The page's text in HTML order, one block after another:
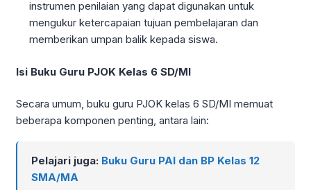
instrumen penilaian yang dapat digunakan untuk
mengukur ketercapaian tujuan pembelajaran dan
memberikan umpan balik kepada siswa.
Isi Buku Guru PJOK Kelas 6 SD/MI
Secara umum, buku guru PJOK kelas 6 SD/MI memuat
beberapa komponen penting, antara lain:
Pelajari juga: Buku Guru PAI dan BP Kelas 12
SMA/MA